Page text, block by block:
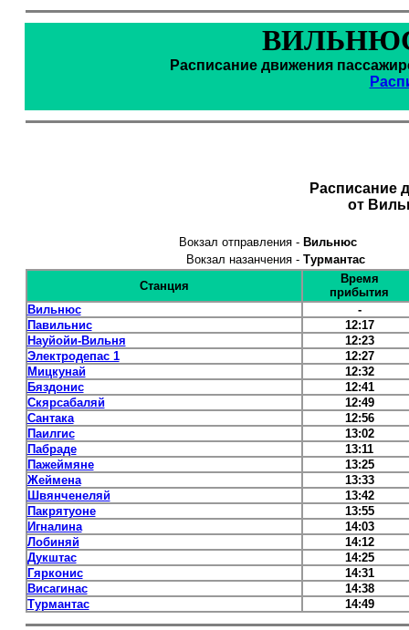
Расписание движения
Расписание
от
Вокзал отправления - Вильнюс
Вокзал назанчения - Турмантас
Станция
Время
прибытия
Вильнюс
-
Павильнис
12:17
Науйойи-Вильня
12:23
Электродепас 1
12:27
Мицкунай
12:32
Бяздонис
12:41
Скярсабаляй
12:49
Сантака
12:56
Паилгис
13:02
Пабраде
13:11
Пажеймяне
13:25
Жеймена
13:33
Швянченеляй
13:42
Пакрятуоне
13:55
Игналина
14:03
Лобиняй
14:12
Дукштас
14:25
Гярконис
14:31
Висагинас
14:38
Турмантас
14:49